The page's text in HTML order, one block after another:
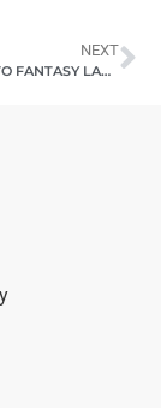
NEXT
A JOURNEY INTO FANTASY LAND 2021